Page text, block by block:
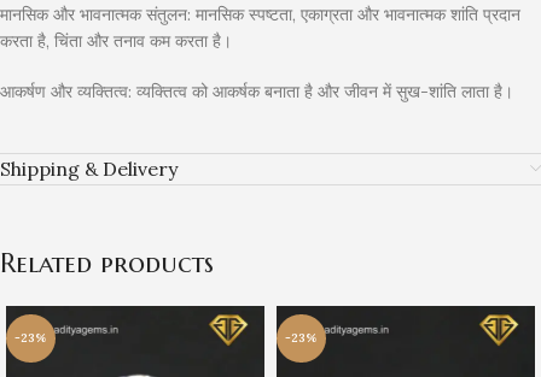
मानसिक और भावनात्मक संतुलन: मानसिक स्पष्टता, एकाग्रता और भावनात्मक शांति प्रदान
करता है, चिंता और तनाव कम करता है।
आकर्षण और व्यक्तित्व: व्यक्तित्व को आकर्षक बनाता है और जीवन में सुख-शांति लाता है।
Shipping & Delivery
Related products
-23% -23%